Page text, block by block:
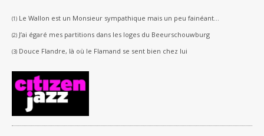
(1) Le Wallon est un Monsieur sympathique mais un peu fainéant…
(2) J’ai égaré mes partitions dans les loges du Beeurschouwburg
(3) Douce Flandre, là où le Flamand se sent bien chez lui